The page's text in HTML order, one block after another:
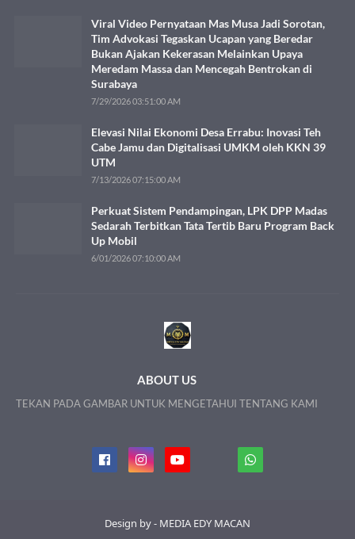
Viral Video Pernyataan Mas Musa Jadi Sorotan,
Tim Advokasi Tegaskan Ucapan yang Beredar
Bukan Ajakan Kekerasan Melainkan Upaya
Meredam Massa dan Mencegah Bentrokan di
Surabaya
7/29/2026 03:51:00 AM
Elevasi Nilai Ekonomi Desa Errabu: Inovasi Teh
Cabe Jamu dan Digitalisasi UMKM oleh KKN 39
UTM
7/13/2026 07:15:00 AM
Perkuat Sistem Pendampingan, LPK DPP Madas
Sedarah Terbitkan Tata Tertib Baru Program Back
Up Mobil
6/01/2026 07:10:00 AM
ABOUT US
TEKAN PADA GAMBAR UNTUK MENGETAHUI TENTANG KAMI
Design by - MEDIA EDY MACAN